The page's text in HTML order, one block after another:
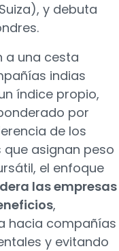
y debuta
a una cesta
indias
índice propio,
por
de los
asignan peso
el enfoque
las empresas
,
hacia compañías
y evitando